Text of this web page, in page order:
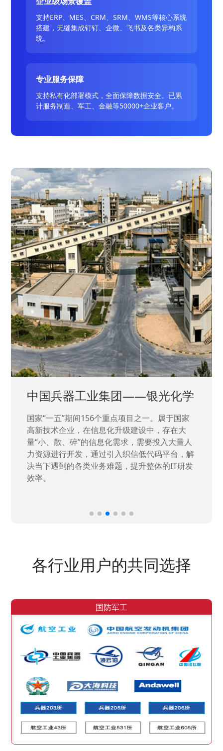
支持ERP、MES、CRM、SRM、WMS等核心系统
搭建，无缝集成钉钉、企微、飞书及各类异构系
统。
专业服务保障
支持私有化部署模式，全面保障数据安全。已累
计服务制造、军工、金融等50000+企业客户。
中国兵器工业集团——银光化学
国家“一五”期间156个重点项目之一。属于国家
高新技术企业，在信息化升级建设中，存在大
量“小、散、碎”的信息化需求，需要投入大量人
力资源进行开发，通过引入织信低代码平台，解
决当下遇到的各类业务难题，提升整体的IT研发
效率。
各行业用户的共同选择
国防军工